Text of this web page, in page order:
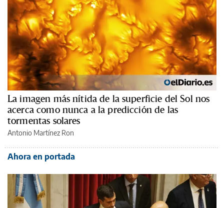
La imagen más nítida de la superficie del Sol nos
acerca como nunca a la predicción de las
tormentas solares
Antonio Martínez Ron
Ahora en portada